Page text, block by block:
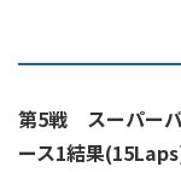
第5戦 スーパー
ース1結果